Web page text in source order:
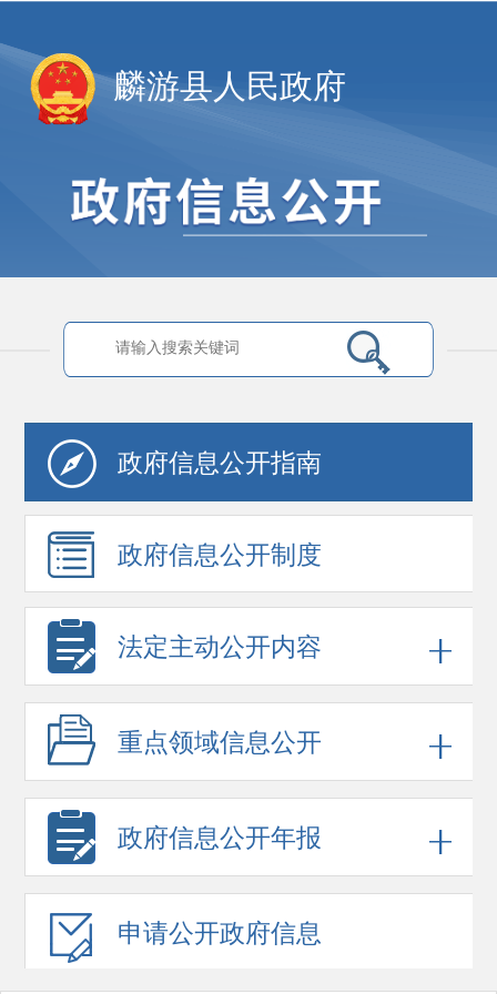
麟游县人民政府
政府信息公开指南
政府信息公开制度
法定主动公开内容
重点领域信息公开
政府信息公开年报
申请公开政府信息